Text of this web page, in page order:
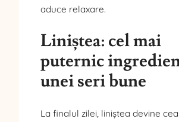
aduce relaxare.
Liniștea: cel mai
puternic
unei seri bune
La finalul zilei, liniștea devine